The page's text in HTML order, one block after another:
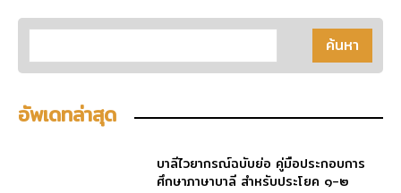
อัพเดทล่าสุด
บาลีไวยากรณ์ฉบับย่อ คู่มือประกอบการ
ศึกษาภาษาบาลี สำหรับประโยค ๑-๒